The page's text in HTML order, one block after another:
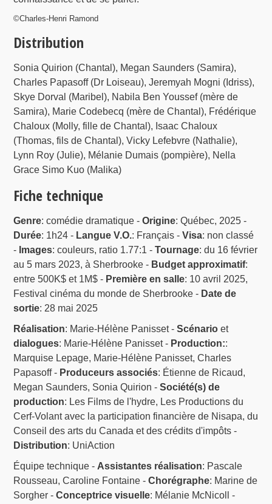
©Charles-Henri Ramond
Distribution
Sonia Quirion (Chantal), Megan Saunders (Samira),
Charles Papasoff (Dr Loiseau), Jeremyah Mogni (Idriss),
Skye Dorval (Maribel), Nabila Ben Youssef (mère de
Samira), Marie Codebecq (mère de Chantal), Frédérique
Chaloux (Molly, fille de Chantal), Isaac Chaloux
(Thomas, fils de Chantal), Vicky Lefebvre (Nathalie),
Lynn Roy (Julie), Mélanie Dumais (pompière), Nella
Grace Simo Kuo (Malika)
Fiche technique
Genre: comédie dramatique -Origine: Québec, 2025 -
Durée: 1h24 - Langue V.O.: Français -Visa: non classé
- Images: couleurs, ratio 1.77:1 -Tournage: du 16 février
au 5 mars 2023, à Sherbrooke - Budget approximatif:
entre 500K$ et 1M$ - Première en salle: 10 avril 2025,
Festival cinéma du monde de Sherbrooke - Date de
sortie: 28 mai 2025
Réalisation: Marie-Hélène Panisset -Scénario et
dialogues: Marie-Hélène Panisset - Production::
Marquise Lepage, Marie-Hélène Panisset, Charles
Papasoff - Produceurs associés: Étienne de Ricaud,
Megan Saunders, Sonia Quirion -Société(s) de
production: Les Films de l'hydre, Les Productions du
Cerf-Volant avec la participation financière de Nisapa, du
Conseil des arts du Canada et des crédits d'impôts -
Distribution: UniAction
Équipe technique - Assistantes réalisation: Pascale
Rousseau, Caroline Fontaine -Chorégraphe: Marine de
Sorgher -Conceptrice visuelle: Mélanie McNicoll -